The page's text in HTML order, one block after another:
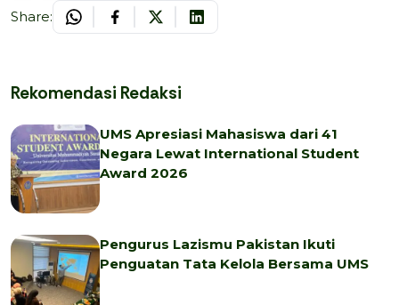
Share:
Rekomendasi Redaksi
UMS Apresiasi Mahasiswa dari 41
Negara Lewat International Student
Award 2026
Pengurus Lazismu Pakistan Ikuti
Penguatan Tata Kelola Bersama UMS